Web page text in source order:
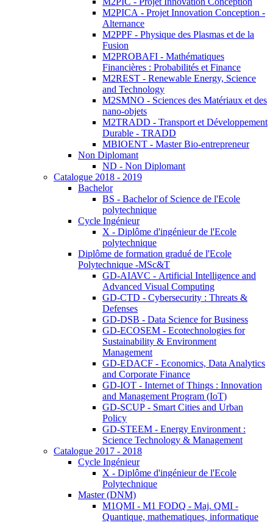
M2PICA - Projet Innovation Conception -
Alternance
M2PPF - Physique des Plasmas et de la
Fusion
M2PROBAFI - Mathématiques
Financières : Probabilités et Finance
M2REST - Renewable Energy, Science
and Technology
M2SMNO - Sciences des Matériaux et des
nano-objets
M2TRADD - Transport et Développement
Durable - TRADD
MBIOENT - Master Bio-entrepreneur
Non Diplomant
ND - Non Diplomant
Catalogue 2018 - 2019
Bachelor
BS - Bachelor of Science de l'Ecole
polytechnique
Cycle Ingénieur
X - Diplôme d'ingénieur de l'Ecole
polytechnique
Diplôme de formation gradué de l'Ecole
Polytechnique -MSc&T
GD-AIAVC - Artificial Intelligence and
Advanced Visual Computing
GD-CTD - Cybersecurity : Threats &
Defenses
GD-DSB - Data Science for Business
GD-ECOSEM - Ecotechnologies for
Sustainability & Environment
Management
GD-EDACF - Economics, Data Analytics
and Corporate Finance
GD-IOT - Internet of Things : Innovation
and Management Program (IoT)
GD-SCUP - Smart Cities and Urban
Policy
GD-STEEM - Energy Environment :
Science Technology & Management
Catalogue 2017 - 2018
Cycle Ingénieur
X - Diplôme d'ingénieur de l'Ecole
Polytechnique
Master (DNM)
M1QMI - M1 FODQ - Maj. QMI -
Quantique, mathematiques, informatique